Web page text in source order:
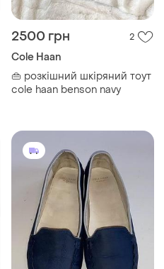
2500 грн 2
Cole Haan
👜 розкішний шкіряний тоут
cole haan benson navy